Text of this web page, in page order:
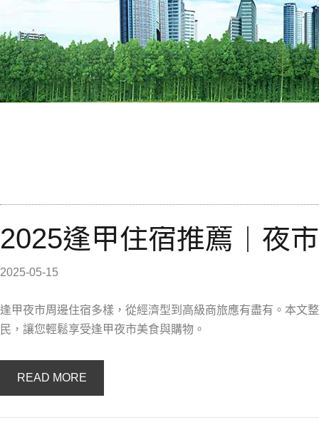
2025逢甲住宿推薦｜夜
2025-05-15
逢甲夜市周邊住宿多樣，從經濟型到高級商旅應有盡有。本文
民，讓您輕鬆享受逢甲夜市美食與購物。
READ MORE